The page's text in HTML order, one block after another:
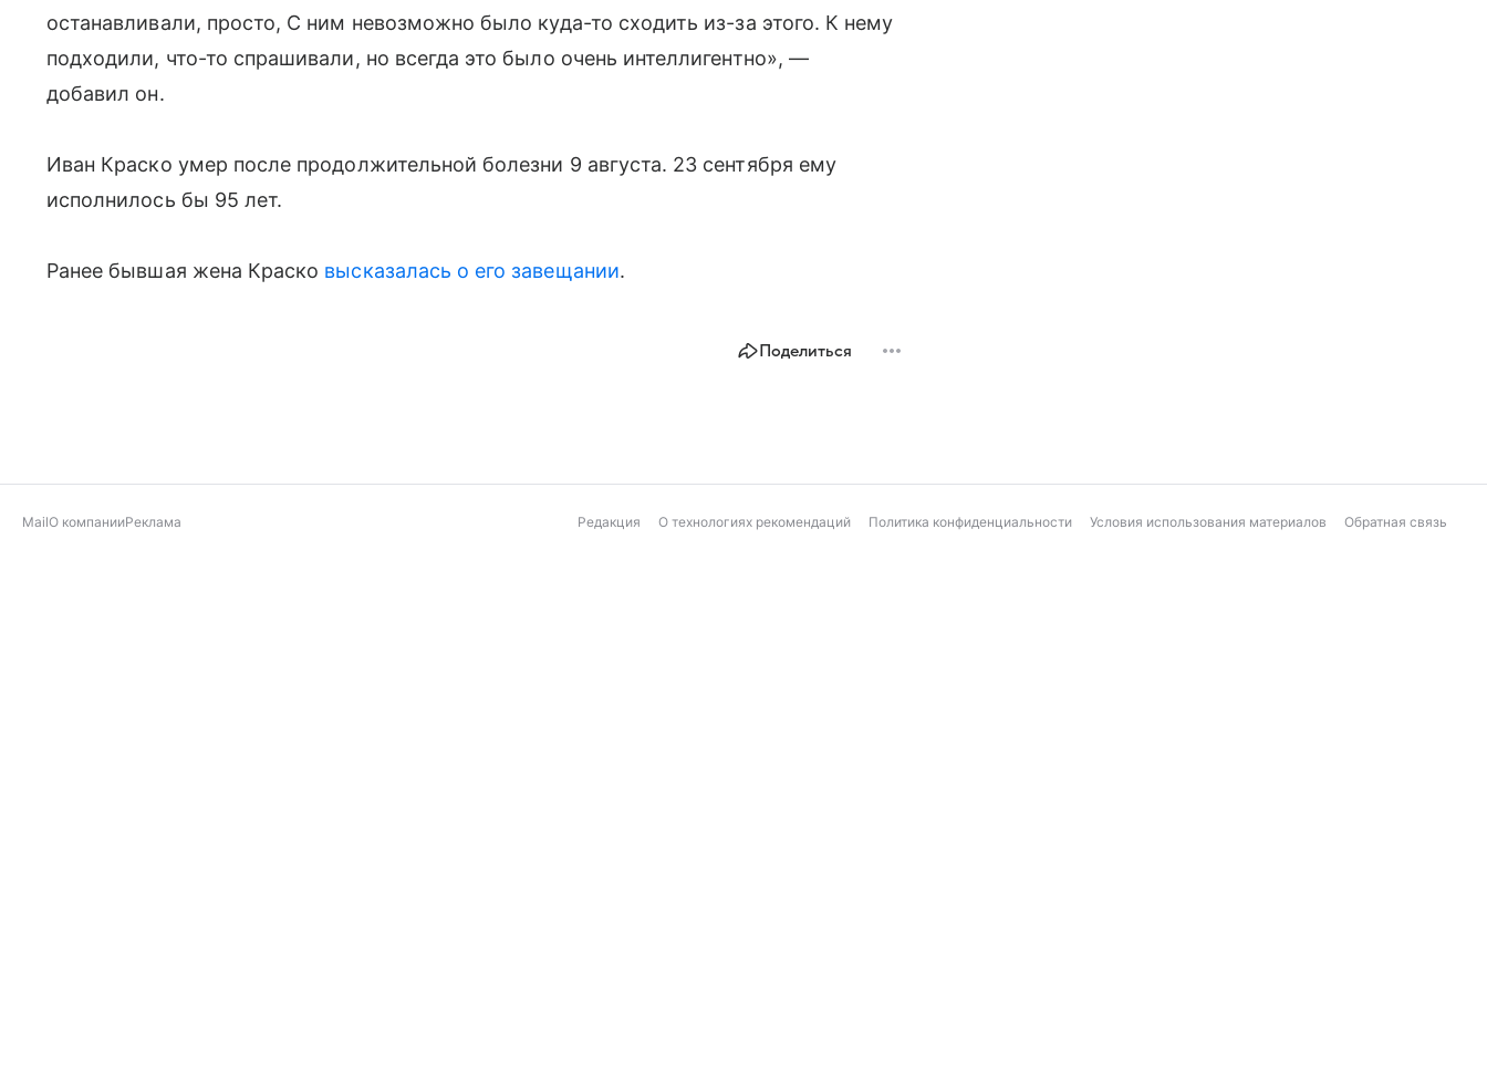
останавливали, просто, С ним невозможно было куда-то сходить из-за этого. К нему
подходили, что-то спрашивали, но всегда это было очень интеллигентно», —
добавил он.
Иван Краско умер после продолжительной болезни 9 августа. 23 сентября ему
исполнилось бы 95 лет.
Ранее бывшая жена Краско высказалась о его завещании.
Поделиться
MailО компанииРеклама Редакция О технологиях рекомендаций Политика конфиденциальности Условия использования материалов Обратная связь